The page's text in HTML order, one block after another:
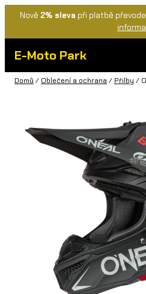
Nově 2% sleva při platbě
E-Moto Park
Domů / Oblečení a ochrana / Přilby /